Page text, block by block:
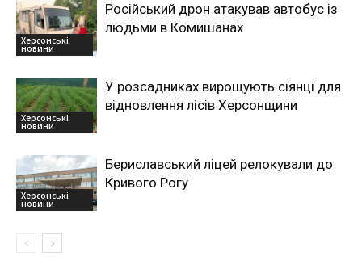
Херсонські
новини
Російський дрон атакував автобус із
людьми в Комишанах
Херсонські
новини
У розсадниках вирощують сіянці для
відновлення лісів Херсонщини
Херсонські
новини
Бериславський ліцей релокували до
Кривого Рогу